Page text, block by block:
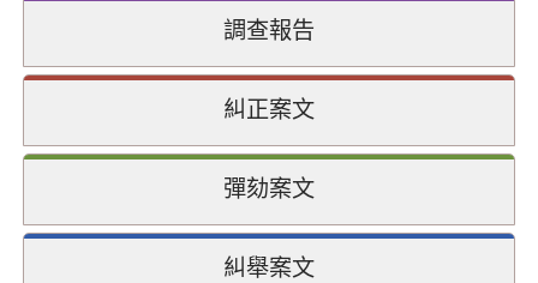
調查報告
糾正案文
彈劾案文
糾舉案文